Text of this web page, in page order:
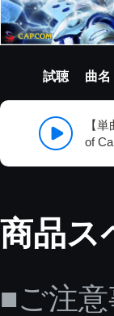
試聴 曲名
【
of
商品ス
■ご注